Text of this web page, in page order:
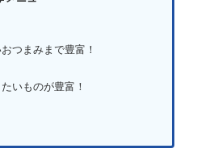
つまみまで豊富！
いものが豊富！